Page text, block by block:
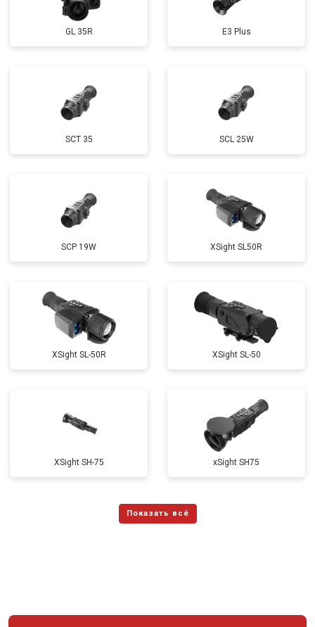
GL 35R E3 Plus
SCT 35 SCL 25W
SCP 19W ХSight SL50R
XSight SL-50R XSight SL-50
XSight SH-75 xSight SH75